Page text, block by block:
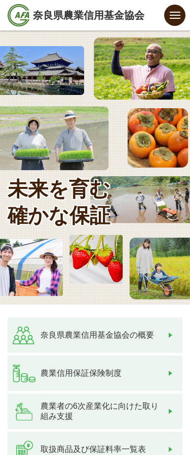
奈良県農業信用基金協会
未来を育む
確かな保証
奈良県農業信用基金協会の概要
農業信用保証保険制度
農業者の6次産業化に向けた取り
組み支援
取扱商品及び保証料率一覧表